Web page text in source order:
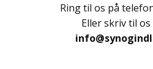
Ring til os på
Eller skriv til os